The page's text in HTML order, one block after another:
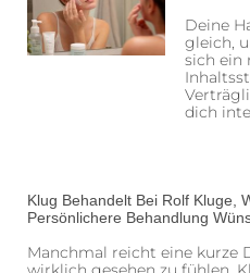
Deine
gleich,
sich ein
dich
Klug Behandelt Bei Rolf Kluge,
Persönlichere Behandlung
Manchmal reicht eine kurze